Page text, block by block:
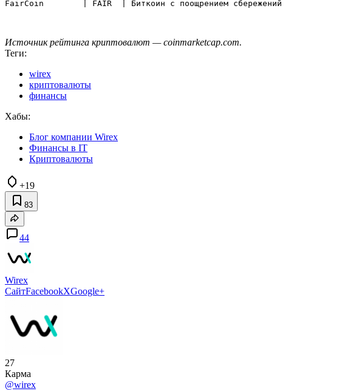
Источник рейтинга криптовалют — coinmarketcap.com.
Теги:
wirex
криптовалюты
финансы
Хабы:
Блог компании Wirex
Финансы в IT
Криптовалюты
+19
83
44
Wirex
СайтFacebookXGoogle+
27
Карма
@wirex